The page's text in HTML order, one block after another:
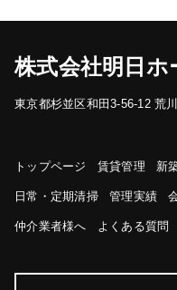
株式会社明日ホ
東京都杉並区和田3-56-12 荒
トップページ 賃貸管理 新
日常・定期清掃 管理実績
仲介業者様へ よくある質問